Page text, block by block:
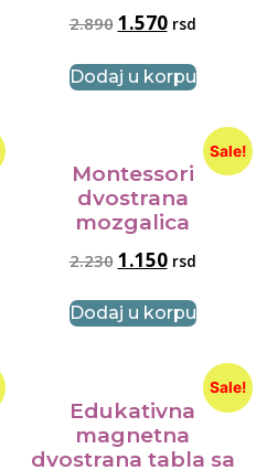
2.890 1.570 rsd
Dodaj u korpu
Sale!
Montessori
dvostrana
mozgalica
2.230 1.150 rsd
Dodaj u korpu
Sale!
Edukativna
magnetna
dvostrana tabla sa